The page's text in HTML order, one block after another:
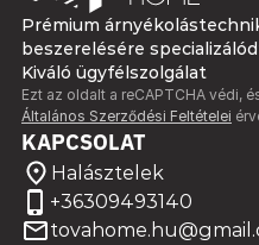
Prémium
beszerelésére
Kiváló ügyfélszolgálat
Ezt az oldalt a reCAPTCHA védi,
Általános Szerződési Feltételei
KAPCSOLAT
Halásztelek
+36309493140